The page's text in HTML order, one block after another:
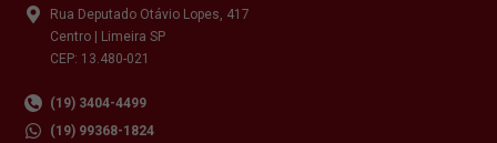
Rua Deputado Otávio Lopes, 417
Centro | Limeira SP
CEP: 13.480-021
(19) 3404-4499
(19) 99368-1824